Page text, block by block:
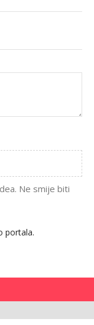
Ne smije biti
portala.